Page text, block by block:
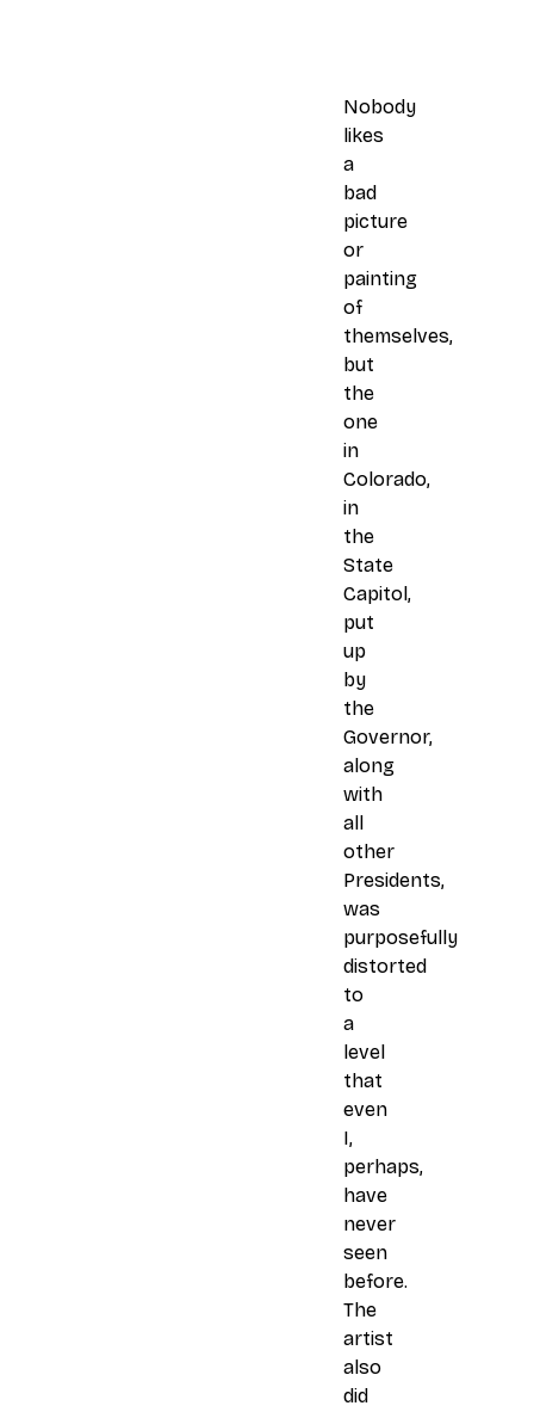
Nobody
likes
a
bad
picture
or
painting
of
themselves,
but
the
one
in
Colorado,
in
the
State
Capitol,
put
up
by
the
Governor,
along
with
all
other
Presidents,
was
purposefully
distorted
to
a
level
that
even
I,
perhaps,
have
never
seen
before.
The
artist
also
did